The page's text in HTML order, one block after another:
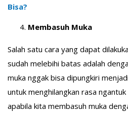
Bisa?
Membasuh Muka
Salah satu cara yang dapat
sudah melebihi batas adalah
muka nggak bisa dipungkiri
untuk menghilangkan rasa
apabila kita membasuh muka